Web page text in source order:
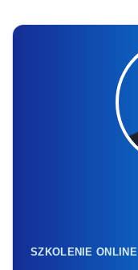
SZKOLENIE ONLINE